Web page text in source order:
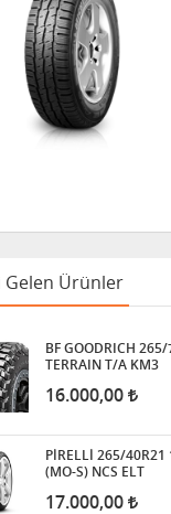
Gelen Ürünler
BF GOODRICH
TERRAIN T/A KM3
16.000,00
PİRELLİ 265/40R21
(MO-S) NCS ELT
17.000,00